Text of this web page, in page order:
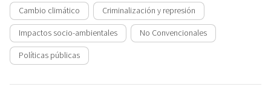
Cambio climático Criminalización y represión
Impactos socio-ambientales No Convencionales
Políticas públicas